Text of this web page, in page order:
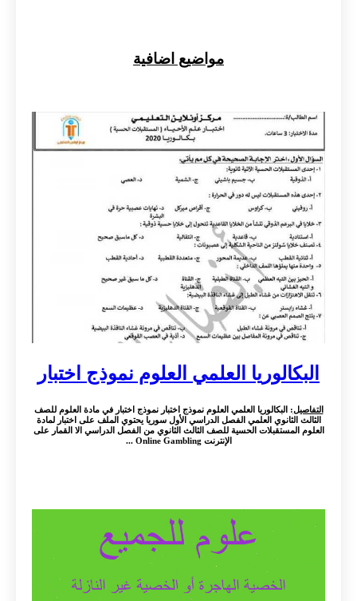
مواضيع اضافية
البكالوريا العلمي العلوم نموذج اختبار
التفاصيل: البكالوريا العلمي العلوم نموذج اختبار نموذج اختبار في مادة العلوم للصف
الثالث الثانوي العلمي الفصل الدراسي الأول سوريا يحتوي الملف على اختبار لمادة
العلوم المستقبلات الحسية للصف الثالث الثانوي من الفصل الدراسي الا القمار على
الإنترنت Online Gambling ...